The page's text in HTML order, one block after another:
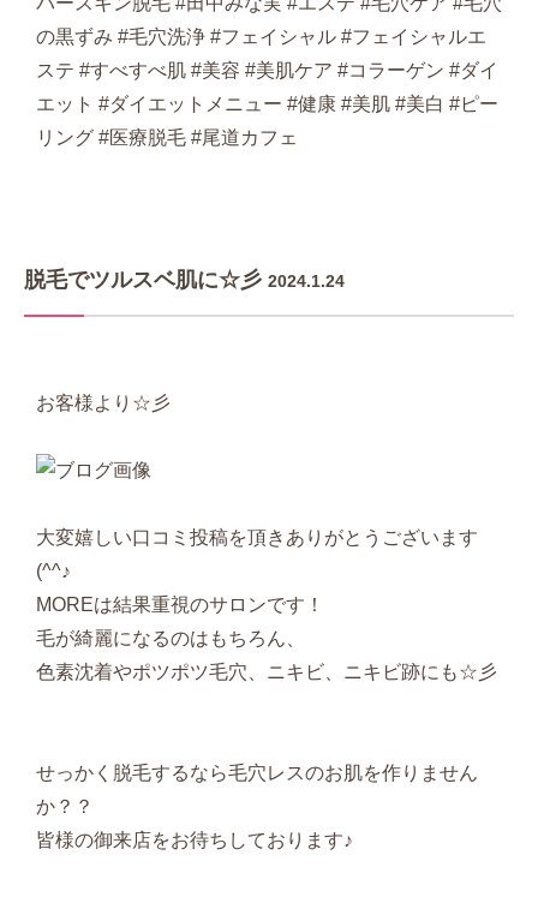
の黒ずみ #毛穴洗浄 #フェイシャル #フェイシャルエ
ステ #すべすべ肌 #美容 #美肌ケア #コラーゲン #ダイ
エット #ダイエットメニュー #健康 #美肌 #美白 #ピー
リング #医療脱毛 #尾道カフェ
脱毛でツルスベ肌に☆彡 2024.1.24
お客様より☆彡
大変嬉しい口コミ投稿を頂きありがとうございます
(^^♪
MOREは結果重視のサロンです！
毛が綺麗になるのはもちろん、
色素沈着やポツポツ毛穴、ニキビ、ニキビ跡にも☆彡
せっかく脱毛するなら毛穴レスのお肌を作りません
か？？
皆様の御来店をお待ちしております♪